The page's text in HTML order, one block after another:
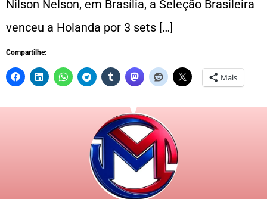
Nilson Nelson, em Brasília, a Seleção Brasileira
venceu a Holanda por 3 sets […]
Compartilhe:
Mais